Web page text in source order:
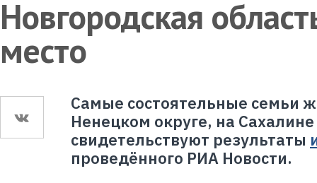
Новгородская
место
Самые состоятельные семьи
Ненецком округе, на
свидетельствуют результаты
проведённого РИА Новости.